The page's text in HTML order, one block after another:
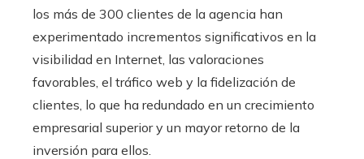
los más de 300 clientes de la agencia han
experimentado incrementos significativos en la
visibilidad en Internet, las valoraciones
favorables, el tráfico web y la fidelización de
clientes, lo que ha redundado en un crecimiento
empresarial superior y un mayor retorno de la
inversión para ellos.